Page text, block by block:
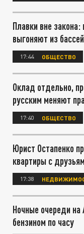
Плавки вне
выгоняют из
17:44 ОБЩЕСТВО
Оклад отдельно,
русским меняют
17:40 ОБЩЕСТВО
Юрист Остапенко
квартиры с
17:38
Ночные очереди на
бензином по часу